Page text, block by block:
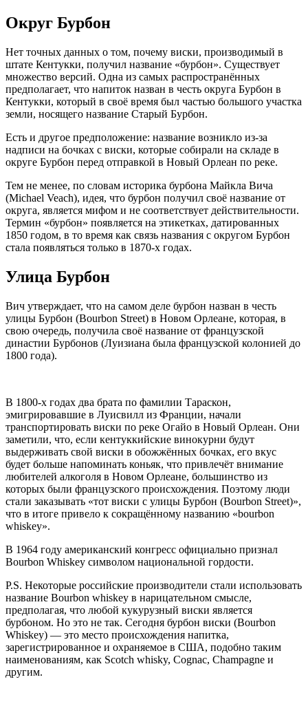
Округ Бурбон
Нет точных данных о том, почему виски, производимый в
штате Кентукки, получил название «бурбон». Существует
множество версий. Одна из самых распространённых
предполагает, что напиток назван в честь округа Бурбон в
Кентукки, который в своё время был частью большого участка
земли, носящего название Старый Бурбон.
Есть и другое предположение: название возникло из-за
надписи на бочках с виски, которые собирали на складе в
округе Бурбон перед отправкой в Новый Орлеан по реке.
Тем не менее, по словам историка бурбона Майкла Вича
(Michael Veach), идея, что бурбон получил своё название от
округа, является мифом и не соответствует действительности.
Термин «бурбон» появляется на этикетках, датированных
1850 годом, в то время как связь названия с округом Бурбон
стала появляться только в 1870-х годах.
Улица Бурбон
Вич утверждает, что на самом деле бурбон назван в честь
улицы Бурбон (Bourbon Street) в Новом Орлеане, которая, в
свою очередь, получила своё название от французской
династии Бурбонов (Луизиана была французской колонией до
1800 года).
В 1800-х годах два брата по фамилии Тараскон,
эмигрировавшие в Луисвилл из Франции, начали
транспортировать виски по реке Огайо в Новый Орлеан. Они
заметили, что, если кентуккийские винокурни будут
выдерживать свой виски в обожжённых бочках, его вкус
будет больше напоминать коньяк, что привлечёт внимание
любителей алкоголя в Новом Орлеане, большинство из
которых были французского происхождения. Поэтому люди
стали заказывать «тот виски с улицы Бурбон (Bourbon Street)»,
что в итоге привело к сокращённому названию «bourbon
whiskey».
В 1964 году американский конгресс официально признал
Bourbon Whiskey символом национальной гордости.
P.S. Некоторые российские производители стали использовать
название Bourbon whiskey в нарицательном смысле,
предполагая, что любой кукурузный виски является
бурбоном. Но это не так. Сегодня бурбон виски (Bourbon
Whiskey) — это место происхождения напитка,
зарегистрированное и охраняемое в США, подобно таким
наименованиям, как Scotch whisky, Cognac, Champagne и
другим.